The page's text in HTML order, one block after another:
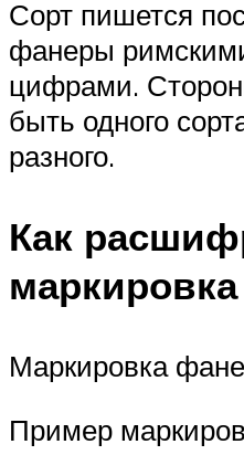
Сорт пишется
фанеры
цифрами.
быть одного
разного.
Как
Маркировка
Пример